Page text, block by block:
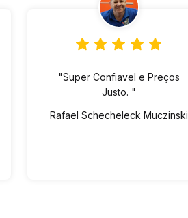
"Super Confiavel e Preços
Justo. "
Rafael Schecheleck Muczinski